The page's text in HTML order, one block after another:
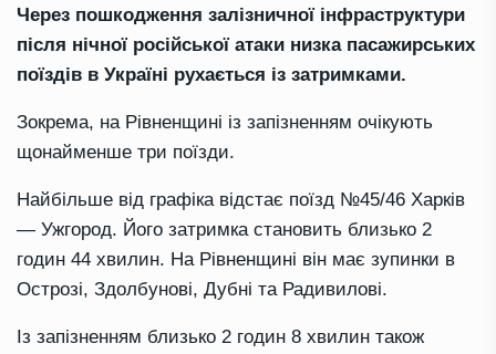
Через пошкодження залізничної інфраструктури
після нічної російської атаки низка пасажирських
поїздів в Україні рухається із затримками.
Зокрема, на Рівненщині із запізненням очікують
щонайменше три поїзди.
Найбільше від графіка відстає поїзд №45/46 Харків
— Ужгород. Його затримка становить близько 2
годин 44 хвилин. На Рівненщині він має зупинки в
Острозі, Здолбунові, Дубні та Радивилові.
Із запізненням близько 2 годин 8 хвилин також